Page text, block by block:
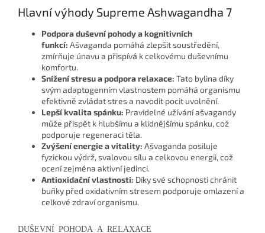
Hlavní výhody Supreme Ashwagandha 7
Podpora duševní pohody a kognitivních
funkcí: Ašvaganda pomáhá zlepšit soustředění,
zmírňuje únavu a přispívá k celkovému duševnímu
komfortu.
Snížení stresu a podpora relaxace: Tato bylina díky
svým adaptogenním vlastnostem pomáhá organismu
efektivně zvládat stres a navodit pocit uvolnění.
Lepší kvalita spánku: Pravidelné užívání ašvagandy
může přispět k hlubšímu a klidnějšímu spánku, což
podporuje regeneraci těla.
Zvýšení energie a vitality: Ašvaganda posiluje
fyzickou výdrž, svalovou sílu a celkovou energii, což
ocení zejména aktivní jedinci.
Antioxidační vlastnosti: Díky své schopnosti chránit
buňky před oxidativním stresem podporuje omlazení a
celkové zdraví organismu.
DUŠEVNÍ POHODA A RELAXACE